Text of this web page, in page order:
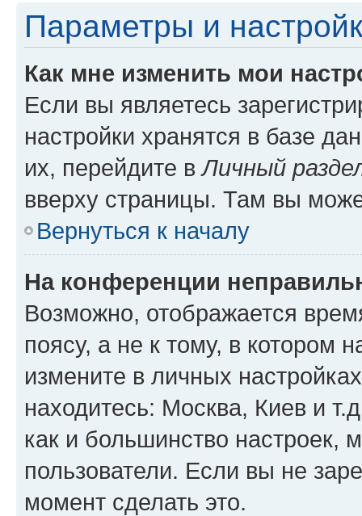
Параметры и
Как мне изменить мои
Если вы являетесь
настройки хранятся в базе
их, перейдите вЛичный
вверху страницы. Там вы
Вернуться к началу
На конференции
Возможно, отображается
поясу, а не к тому, в котором
измените в личных
находитесь: Москва, Киев и
как и большинство настроек,
пользователи. Если вы не
момент сделать это.